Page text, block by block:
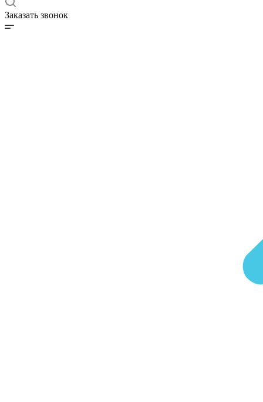
Заказать звонок